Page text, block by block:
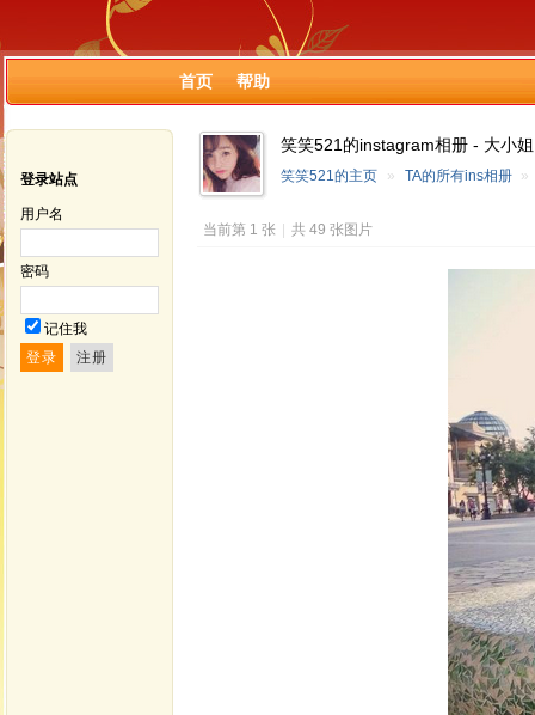
首页 帮助
登录站点
用户名
密码
记住我
笑笑521的instagram相册 - 大小姐
笑笑521的主页 » TA的所有ins相册 »
当前第 1 张 共 49 张图片